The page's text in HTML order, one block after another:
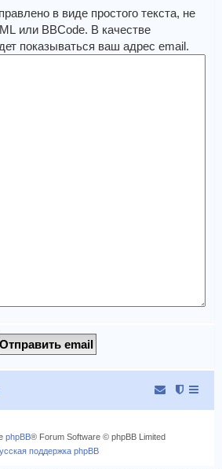
в виде простого текста, не
или BBCode. В качестве
показываться ваш адрес email.
phpBB® Forum Software © phpBB Limited
поддержка phpBB